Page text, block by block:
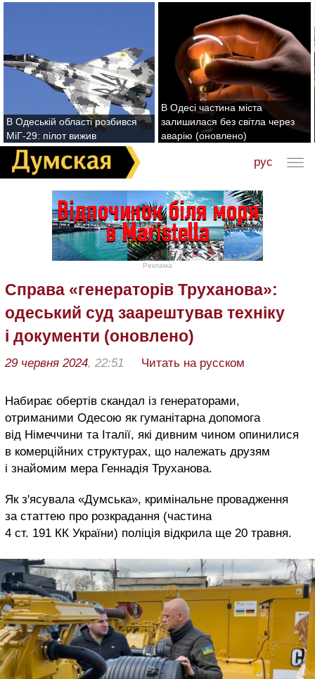
В Одеській області розбився
МіГ-29: пілот вижив
В Одесі частина міста
залишилася без світла через
аварію (оновлено)
рус
Реклама
Справа «генераторів Труханова»:
одеський суд заарештував техніку
і документи (оновлено)
29 червня 2024, 22:51 Читать на русском
Набирає обертів скандал із генераторами,
отриманими Одесою як гуманітарна допомога
від Німеччини та Італії, які дивним чином опинилися
в комерційних структурах, що належать друзям
і знайомим мера Геннадія Труханова.
Як з'ясувала «Думська», кримінальне провадження
за статтею про розкрадання (частина
4 ст. 191 КК України) поліція відкрила ще 20 травня.